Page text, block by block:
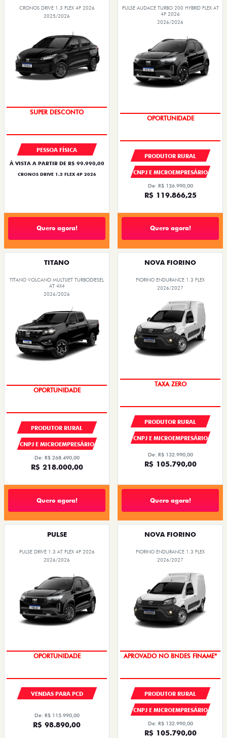
CRONOS DRIVE 1.3 FLEX 4P 2026
2025/2026
BÔNUS DE ATÉ R$ 14 MIL
PESSOA FÍSICA
À VISTA A PARTIR DE R$ 99.990,00
CRONOS DRIVE 1.3 FLEX 4P 2026
Quero agora!
PULSE AUDACE TURBO 200 HYBRID FLEX AT
4P 2026
2026/2026
OPORTUNIDADE
PRODUTOR RURAL
CNPJ E MICROEMPRESÁRIO
De: R$ 136.990,00
R$ 119.866,25
Quero agora!
TITANO
TITANO VOLCANO MULTIJET TURBODIESEL
AT 4X4
2026/2026
OPORTUNIDADE
PRODUTOR RURAL
CNPJ E MICROEMPRESÁRIO
De: R$ 268.490,00
R$ 218.000,00
Quero agora!
NOVA FIORINO
FIORINO ENDURANCE 1.3 FLEX
2026/2027
TAXA ZERO
PRODUTOR RURAL
CNPJ E MICROEMPRESÁRIO
De: R$ 132.990,00
R$ 105.790,00
Quero agora!
PULSE
PULSE DRIVE 1.3 AT FLEX 4P 2026
2026/2026
OPORTUNIDADE
VENDAS PARA PCD
De: R$ 115.990,00
R$ 98.890,00
NOVA FIORINO
FIORINO ENDURANCE 1.3 FLEX
2026/2027
APROVADO NO BNDES FINAME*
PRODUTOR RURAL
CNPJ E MICROEMPRESÁRIO
De: R$ 132.990,00
R$ 105.790,00